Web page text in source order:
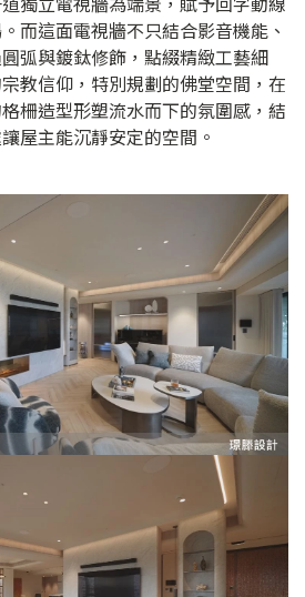
而這面電視牆不只結合影音機能、
弧與鍍鈦修飾，點綴精緻工藝細
教信仰，特別規劃的佛堂空間，在
柵造型形塑流水而下的氛圍感，結
屋主能沉靜安定的空間。